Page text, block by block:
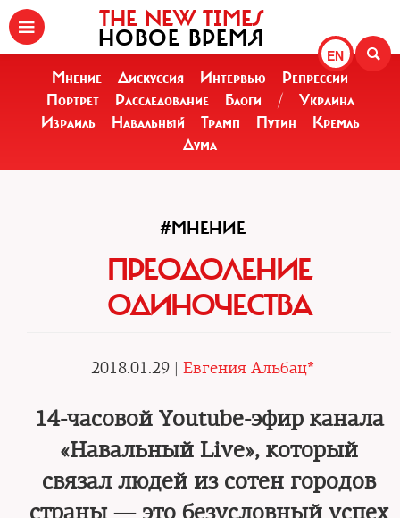
EN
THE NEW TIMES
НОВОЕ ВРЕМЯ
Мнение Дискуссия Интервью
Репрессии
Портрет
Расследование Блоги /
Украина
Израиль
Навальный Трамп Путин
Кремль
Дума
#МНЕНИЕ
ПРЕОДОЛЕНИЕ
ОДИНОЧЕСТВА
2018.01.29 | Евгения Альбац*
14-часовой Youtube-эфир канала
«Навальный Live», который
связал людей из сотен городов
страны — это безусловный успех